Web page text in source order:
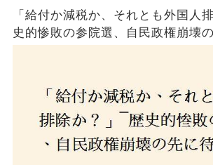
「給付か減税か、それとも外国人
史的惨敗の参院選、自民政権崩壊